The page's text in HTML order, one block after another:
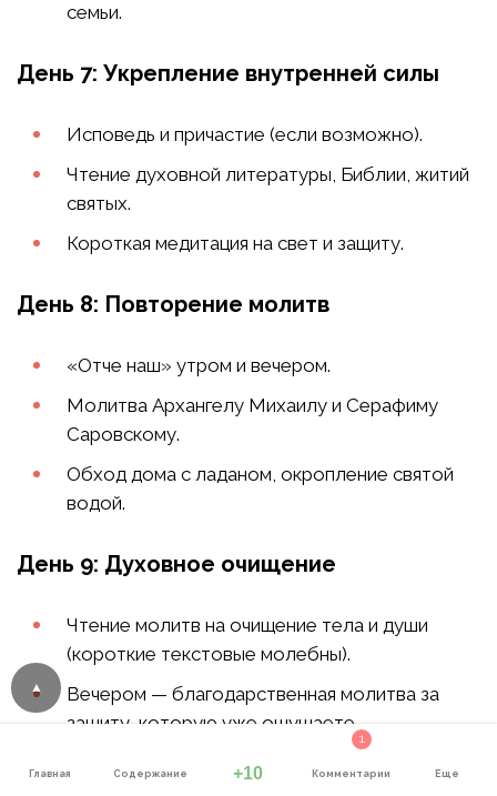
семьи.
День 7: Укрепление внутренней силы
Исповедь и причастие (если возможно).
Чтение духовной литературы, Библии, житий
святых.
Короткая медитация на свет и защиту.
День 8: Повторение молитв
«Отче наш» утром и вечером.
Молитва Архангелу Михаилу и Серафиму
Саровскому.
Обход дома с ладаном, окропление святой
водой.
День 9: Духовное очищение
Чтение молитв на очищение тела и души
(короткие текстовые молебны).
Вечером — благодарственная молитва за
защиту, которую уже ощущаете.
День 10: Контроль дома
Главная Содержание +10 Комментарии
1
Еще